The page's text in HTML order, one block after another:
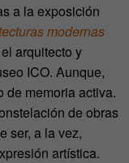
a la exposición
modernas
arquitecto y
ICO. Aunque,
de memoria activa.
de obras
ser, a la vez,
artística.